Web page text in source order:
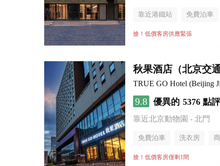
靠近港鐵站 免費泊車
行李寄存服務
搶！低價客房供應緊張
秋果酒店（北京交
TRUE GO Hotel (Beijing
9.8 優異的 5376 點評
靠近北京動物園 - 北門
免費泊車 洗衣房
搶！低價客房僅剩1間